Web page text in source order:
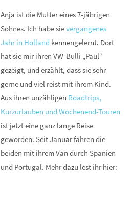
Anja ist die Mutter eines 7-jährigen
Sohnes. Ich habe sievergangenes
Jahr in Holland kennengelernt. Dort
hat sie mir ihren VW-Bulli „Paul“
gezeigt, und erzählt, dass sie sehr
gerne und viel reist mit ihrem Kind.
Aus ihren unzähligen Roadtrips,
Kurzurlauben und Wochenend-Touren
ist jetzt eine ganz lange Reise
geworden. Seit Januar fahren die
beiden mit ihrem Van durch Spanien
und Portugal. Mehr dazu lest ihr hier: